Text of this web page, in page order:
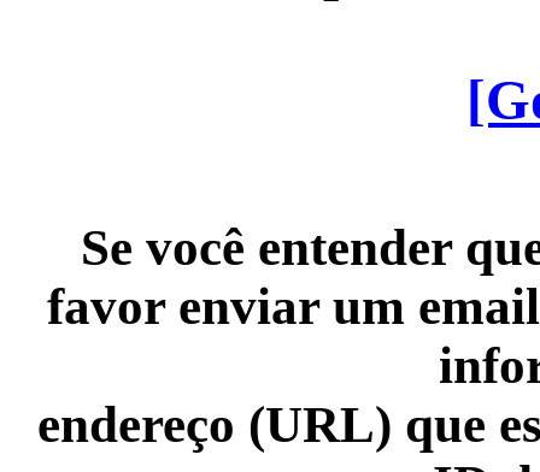
Se você entender
favor enviar um
endereço (URL) que